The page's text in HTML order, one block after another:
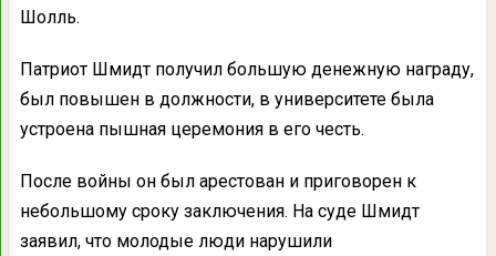
Шолль.
Патриот Шмидт получил большую денежную награду,
был повышен в должности, в университете была
устроена пышная церемония в его честь.
После войны он был арестован и приговорен к
небольшому сроку заключения. На суде Шмидт
заявил, что молодые люди нарушили